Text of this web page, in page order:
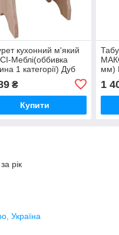
кухонний м'який
Меблі(оббивка
1 категорії) Дуб
₴
Купити
мм)
1
рік
Україна